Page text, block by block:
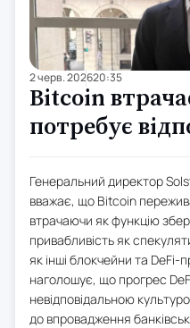
2 черв. 202620:35
Bitcoin
потребує
Генеральний директор
вважає, що Bitcoin
втрачаючи як функцію
привабливість як
як інші блокчейни та DeFi-
наголошує, що прогрес
невідповідальною
до впровадження